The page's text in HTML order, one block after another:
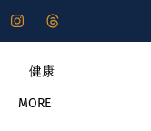
健康
MORE